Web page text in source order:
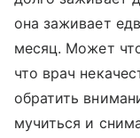
она заживает
месяц. Может
что врач
обратить
мучиться и